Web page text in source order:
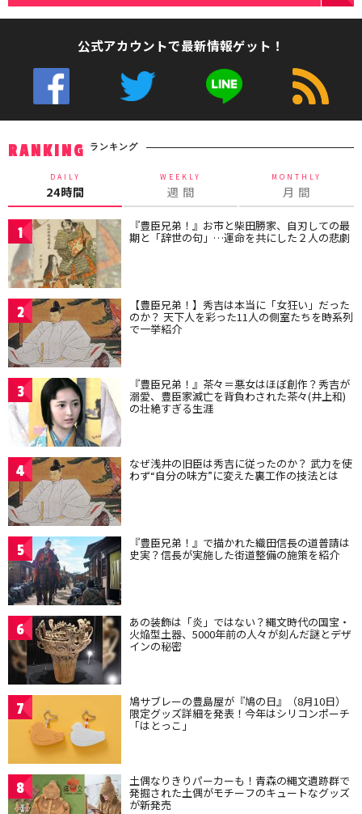
公式アカウントで最新情報ゲット！
RANKING ランキング
DAILY
24時間
WEEKLY
週 間
MONTHLY
月 間
1 『豊臣兄弟！』お市と柴田勝家、自刃しての最
期と「辞世の句」…運命を共にした２人の悲劇
2 【豊臣兄弟！】秀吉は本当に「女狂い」だった
のか？ 天下人を彩った11人の側室たちを時系列
で一挙紹介
3 『豊臣兄弟！』茶々＝悪女はほぼ創作？秀吉が
溺愛、豊臣家滅亡を背負わされた茶々(井上和)
の壮絶すぎる生涯
4 なぜ浅井の旧臣は秀吉に従ったのか？ 武力を使
わず“自分の味方”に変えた裏工作の技法とは
5 『豊臣兄弟！』で描かれた織田信長の道普請は
史実？信長が実施した街道整備の施策を紹介
6 あの装飾は「炎」ではない？縄文時代の国宝・
火焔型土器、5000年前の人々が刻んだ謎とデザ
インの秘密
7 鳩サブレーの豊島屋が『鳩の日』（8月10日）
限定グッズ詳細を発表！今年はシリコンポーチ
「はとっこ」
8 土偶なりきりパーカーも！青森の縄文遺跡群で
発掘された土偶がモチーフのキュートなグッズ
が新発売